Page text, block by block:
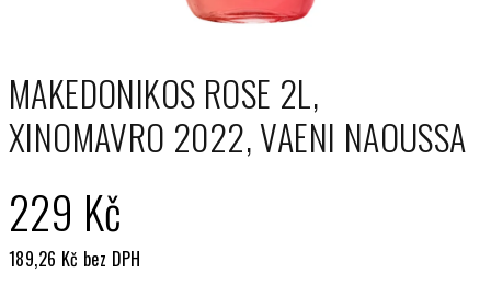
MAKEDONIKOS ROSE 2L,
XINOMAVRO 2022, VAENI NAOUSSA
229 Kč
189,26 Kč bez DPH